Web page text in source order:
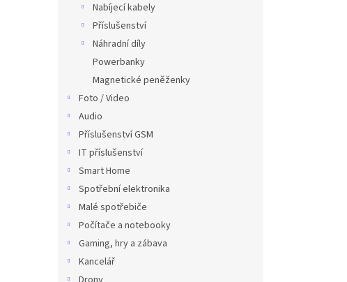
Nabíjecí kabely
Příslušenství
Náhradní díly
Powerbanky
Magnetické peněženky
Foto / Video
Audio
Příslušenství GSM
IT příslušenství
Smart Home
Spotřební elektronika
Malé spotřebiče
Počítače a notebooky
Gaming, hry a zábava
Kancelář